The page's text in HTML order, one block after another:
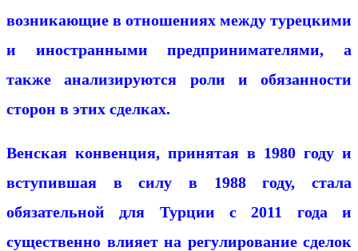
возникающие в отношениях между турецкими
и иностранными предпринимателями, а
также анализируются роли и обязанности
сторон в этих сделках.
Венская конвенция, принятая в 1980 году и
вступившая в силу в 1988 году, стала
обязательной для Турции с 2011 года и
существенно влияет на регулирование сделок